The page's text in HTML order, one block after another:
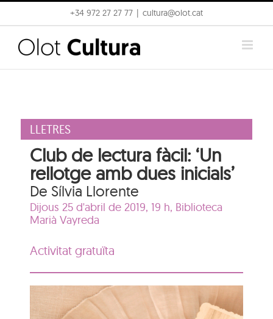
to
content
+34 972 27 27 77 cultura@olot.cat
LLETRES
Club de lectura fàcil: ‘Un
rellotge amb dues inicials’
De Sílvia Llorente
Dijous 25 d'abril de 2019, 19 h, Biblioteca
Marià Vayreda
Activitat gratuïta